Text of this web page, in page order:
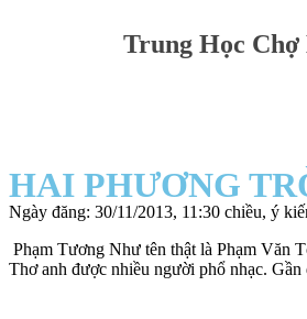
Trung Học Chợ
HAI PHƯƠNG
Ngày đăng: 30/11/2013, 11:30 chiều, ý
Phạm Tương Như tên thật là Phạm Văn
Thơ anh được nhiều người phổ nhạc.